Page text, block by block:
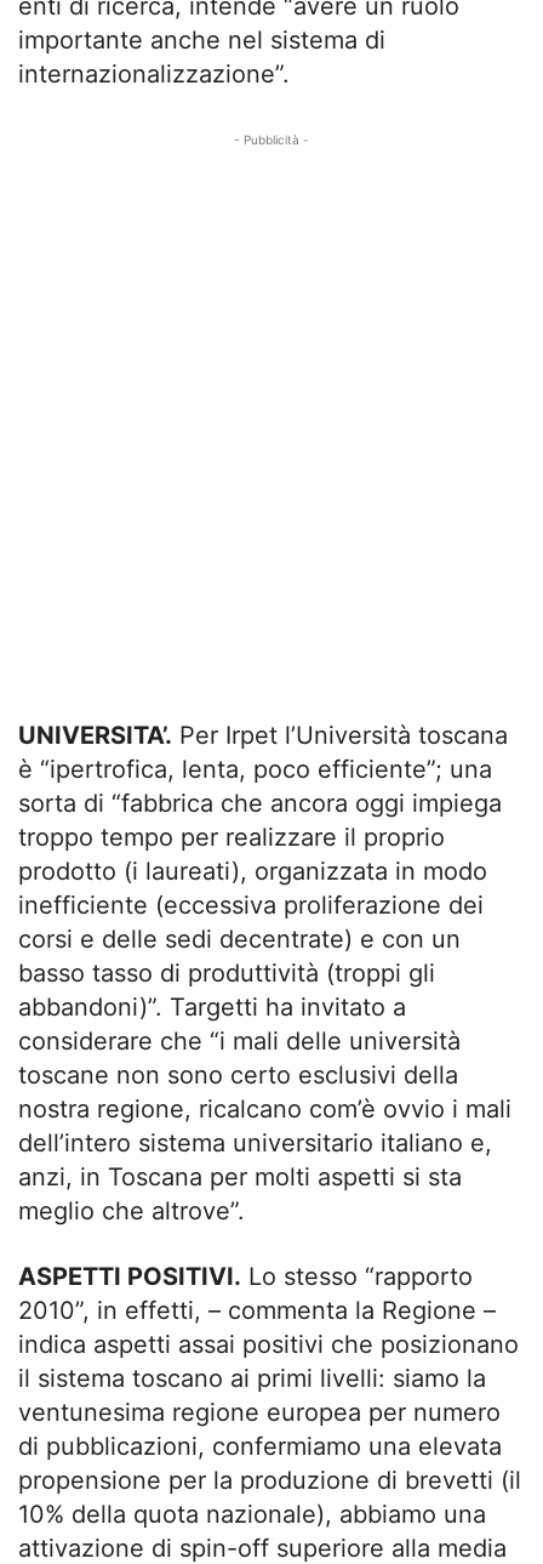
importante anche nel sistema di
internazionalizzazione”.
- Pubblicità -
UNIVERSITA’. Per Irpet l’Università toscana
è “ipertrofica, lenta, poco efficiente”; una
sorta di “fabbrica che ancora oggi impiega
troppo tempo per realizzare il proprio
prodotto (i laureati), organizzata in modo
inefficiente (eccessiva proliferazione dei
corsi e delle sedi decentrate) e con un
basso tasso di produttività (troppi gli
abbandoni)”. Targetti ha invitato a
considerare che “i mali delle università
toscane non sono certo esclusivi della
nostra regione, ricalcano com’è ovvio i mali
dell’intero sistema universitario italiano e,
anzi, in Toscana per molti aspetti si sta
meglio che altrove”.
ASPETTI POSITIVI. Lo stesso “rapporto
2010”, in effetti, – commenta la Regione –
indica aspetti assai positivi che posizionano
il sistema toscano ai primi livelli: siamo la
ventunesima regione europea per numero
di pubblicazioni, confermiamo una elevata
propensione per la produzione di brevetti (il
10% della quota nazionale), abbiamo una
attivazione di spin-off superiore alla media